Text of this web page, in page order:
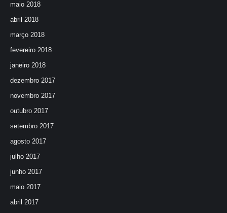
maio 2018
abril 2018
março 2018
fevereiro 2018
janeiro 2018
dezembro 2017
novembro 2017
outubro 2017
setembro 2017
agosto 2017
julho 2017
junho 2017
maio 2017
abril 2017